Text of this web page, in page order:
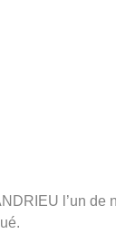
l’un de